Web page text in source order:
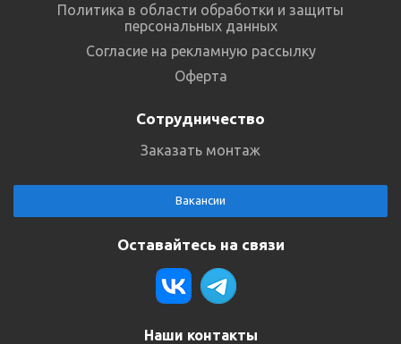
Политика в области обработки и защиты
персональных данных
Согласие на рекламную рассылку
Оферта
Сотрудничество
Заказать монтаж
Вакансии
Оставайтесь на связи
Наши контакты